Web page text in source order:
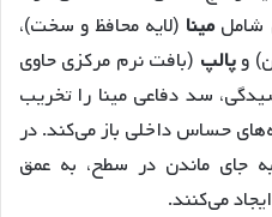
شاملمینا (لایه محافظ و سخت)،
وپالپ (بافت نرم مرکزی حاوی
سد دفاعی مینا را تخریب
حساس داخلی باز می‌کند. در
جای ماندن در سطح، به عمق
می‌کنند.